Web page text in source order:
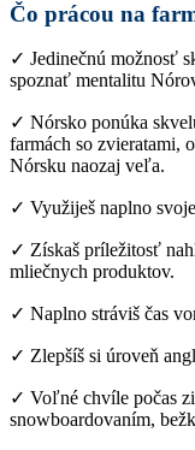
Čo prácou na
✓ Jedinečnú možnosť
spoznať mentalitu
✓ Nórsko ponúka
farmách so zvieratami,
Nórsku naozaj veľa.
✓ Využiješ naplno
✓ Získaš príležitosť
mliečnych produktov.
✓ Naplno stráviš čas
✓ Zlepšíš si úroveň
✓ Voľné chvíle počas
snowboardovaním,